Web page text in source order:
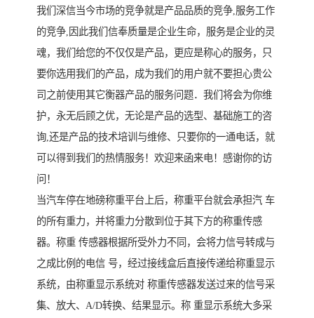
我们深信当今市场的竞争就是产品品质的竞争,服务工作
的竞争,因此我们信奉质量是企业生命，服务是企业的灵
魂，我们给您的不仅仅是产品，更应是称心的服务，只
要你选用我们的产品，成为我们的用户就不要担心贵公
司之前使用其它衡器产品的服务问题．我们将会为你维
护，永无后顾之优，无论是产品的选型、基础施工的咨
询,还是产品的技术培训与维修、只要你的一通电话，就
可以得到我们的热情服务！欢迎来函来电！感谢你的访
问！
当汽车停在地磅称重平台上后，称重平台就会承担汽 车
的所有重力，并将重力分散到位于其下方的称重传感
器。称重 传感器根据所受外力不同，会将力信号转成与
之成比例的电信 号，经过接线盒后直接传递给称重显示
系统，由称重显示系统对 称重传感器发送过来的信号采
集、放大、A/D转换、结果显示。称 重显示系统大多采